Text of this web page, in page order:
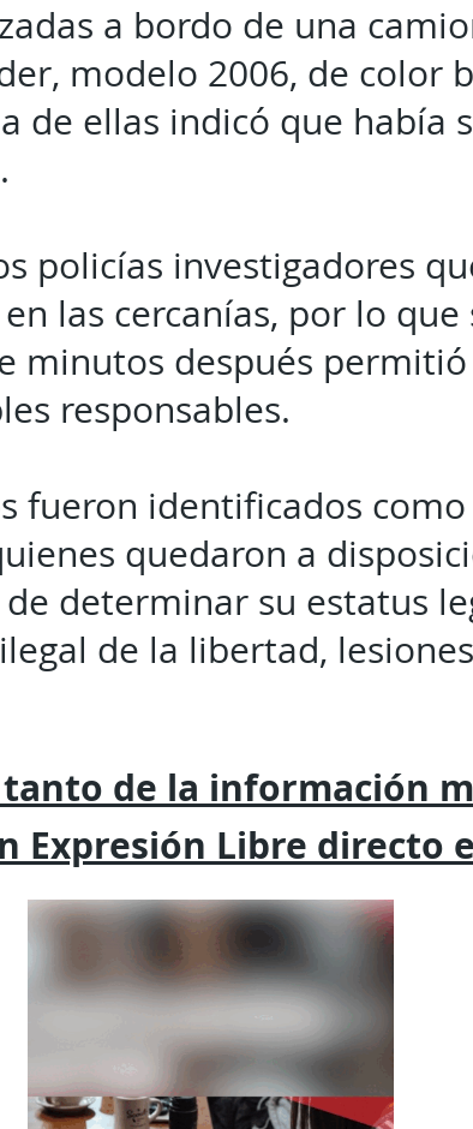
a bordo de una
modelo 2006, de color
de ellas indicó que había
policías investigadores
las cercanías, por lo que
minutos después
responsables.
fueron identificados como
quedaron a
de determinar su estatus
de la libertad,
de la información
Expresión Libre directo